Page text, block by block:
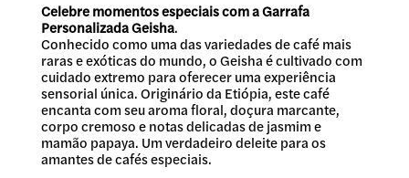
Celebre momentos especiais com a Garrafa
Personalizada Geisha.
Conhecido como uma das variedades de café mais
raras e exóticas do mundo, o Geisha é cultivado com
cuidado extremo para oferecer uma experiência
sensorial única. Originário da Etiópia, este café
encanta com seu aroma floral, doçura marcante,
corpo cremoso e notas delicadas de jasmim e
mamão papaya. Um verdadeiro deleite para os
amantes de cafés especiais.